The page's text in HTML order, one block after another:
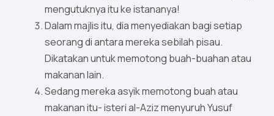
mengutuknya itu ke istananya!
Dalam majlis itu, dia menyediakan bagi setiap
seorang di antara mereka sebilah pisau.
Dikatakan untuk memotong buah-buahan atau
makanan lain.
Sedang mereka asyik memotong buah atau
makanan itu- isteri al-Aziz menyuruh Yusuf